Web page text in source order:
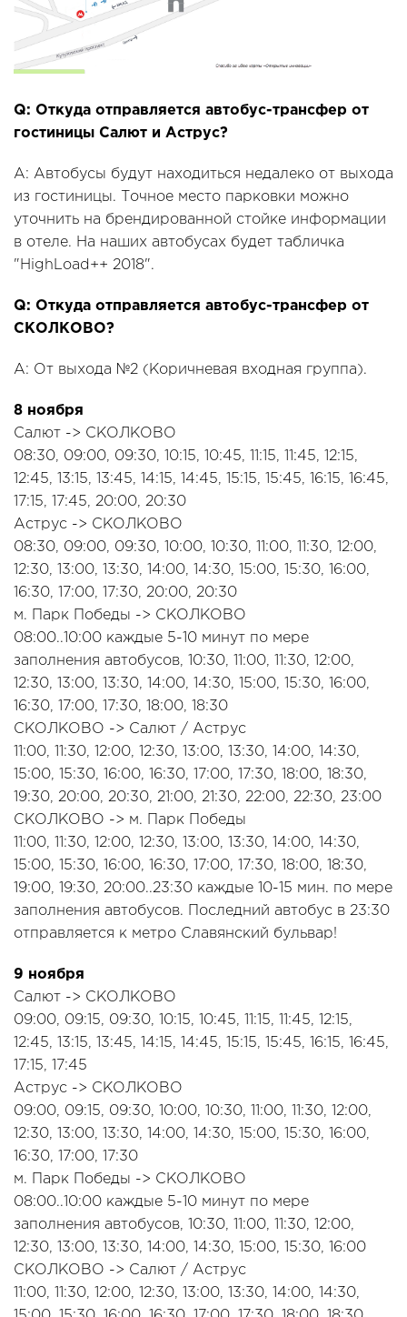
Q: Откуда отправляется автобус-трансфер от
гостиницы Салют и Аструс?
A: Автобусы будут находиться недалеко от выхода
из гостиницы. Точное место парковки можно
уточнить на брендированной стойке информации
в отеле. На наших автобусах будет табличка
"HighLoad++ 2018".
Q: Откуда отправляется автобус-трансфер от
СКОЛКОВО?
A: От выхода №2 (Коричневая входная группа).
8 ноября
Салют -> СКОЛКОВО
08:30, 09:00, 09:30, 10:15, 10:45, 11:15, 11:45, 12:15,
12:45, 13:15, 13:45, 14:15, 14:45, 15:15, 15:45, 16:15, 16:45,
17:15, 17:45, 20:00, 20:30
Аструс -> СКОЛКОВО
08:30, 09:00, 09:30, 10:00, 10:30, 11:00, 11:30, 12:00,
12:30, 13:00, 13:30, 14:00, 14:30, 15:00, 15:30, 16:00,
16:30, 17:00, 17:30, 20:00, 20:30
м. Парк Победы -> СКОЛКОВО
08:00..10:00 каждые 5-10 минут по мере
заполнения автобусов, 10:30, 11:00, 11:30, 12:00,
12:30, 13:00, 13:30, 14:00, 14:30, 15:00, 15:30, 16:00,
16:30, 17:00, 17:30, 18:00, 18:30
СКОЛКОВО -> Салют / Аструс
11:00, 11:30, 12:00, 12:30, 13:00, 13:30, 14:00, 14:30,
15:00, 15:30, 16:00, 16:30, 17:00, 17:30, 18:00, 18:30,
19:30, 20:00, 20:30, 21:00, 21:30, 22:00, 22:30, 23:00
СКОЛКОВО -> м. Парк Победы
11:00, 11:30, 12:00, 12:30, 13:00, 13:30, 14:00, 14:30,
15:00, 15:30, 16:00, 16:30, 17:00, 17:30, 18:00, 18:30,
19:00, 19:30, 20:00..23:30 каждые 10-15 мин. по мере
заполнения автобусов. Последний автобус в 23:30
отправляется к метро Славянский бульвар!
9 ноября
Салют -> СКОЛКОВО
09:00, 09:15, 09:30, 10:15, 10:45, 11:15, 11:45, 12:15,
12:45, 13:15, 13:45, 14:15, 14:45, 15:15, 15:45, 16:15, 16:45,
17:15, 17:45
Аструс -> СКОЛКОВО
09:00, 09:15, 09:30, 10:00, 10:30, 11:00, 11:30, 12:00,
12:30, 13:00, 13:30, 14:00, 14:30, 15:00, 15:30, 16:00,
16:30, 17:00, 17:30
м. Парк Победы -> СКОЛКОВО
08:00..10:00 каждые 5-10 минут по мере
заполнения автобусов, 10:30, 11:00, 11:30, 12:00,
12:30, 13:00, 13:30, 14:00, 14:30, 15:00, 15:30, 16:00
СКОЛКОВО -> Салют / Аструс
11:00, 11:30, 12:00, 12:30, 13:00, 13:30, 14:00, 14:30,